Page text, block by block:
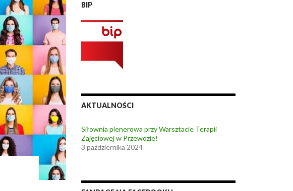
BIP
AKTUALNOŚCI
Siłownia plenerowa przy Warsztacie Terapii
Zajęciowej w Przewozie!
3 października 2024